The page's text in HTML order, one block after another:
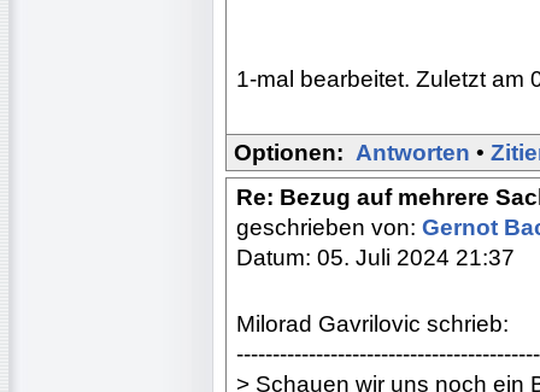
1-mal bearbeitet. Zuletzt am
Optionen: Antworten •
Re: Bezug auf mehrere
geschrieben von: Gernot
Datum: 05. Juli 2024 21:37
Milorad Gavrilovic schrieb:
> Schauen wir uns noch ein